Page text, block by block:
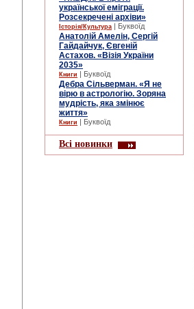
української еміграції.
Розсекречені архіви»
Історія/Культура | Буквоїд
Анатолій Амелін, Сергій
Гайдайчук, Євгеній
Астахов. «Візія України
2035»
Книги | Буквоїд
Дебра Сільверман. «Я не
вірю в астрологію. Зоряна
мудрість, яка змінює
життя»
Книги | Буквоїд
Всі новинки